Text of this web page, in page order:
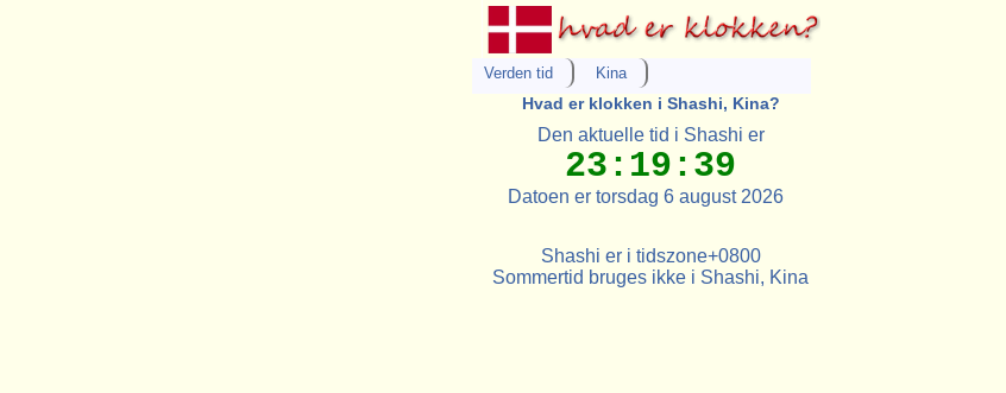
Verden tid Kina
Hvad er klokken i Shashi, Kina?
Den aktuelle tid i Shashi er
23:19:39
Datoen er torsdag 6 august 2026
Shashi er i tidszone+0800
Sommertid bruges ikke i Shashi, Kina